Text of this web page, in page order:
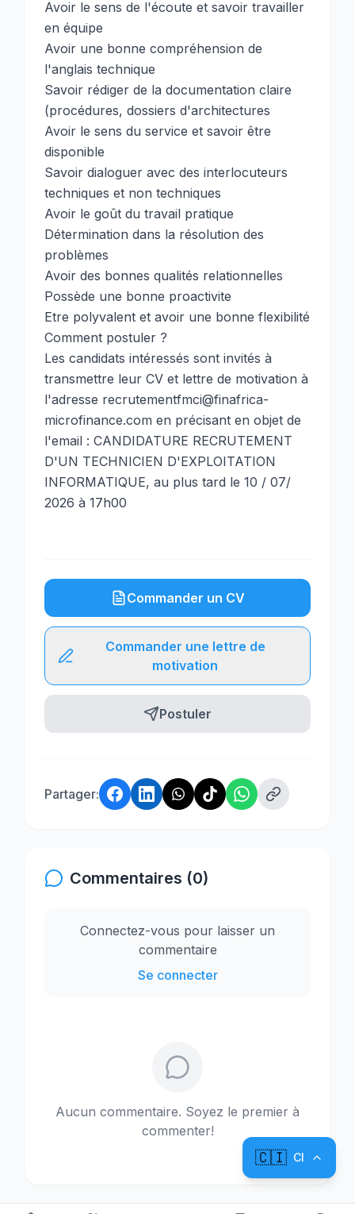
Avoir le sens de l'écoute et savoir travailler
en équipe
Avoir une bonne compréhension de
l'anglais technique
Savoir rédiger de la documentation claire
(procédures, dossiers d'architectures
Avoir le sens du service et savoir être
disponible
Savoir dialoguer avec des interlocuteurs
techniques et non techniques
Avoir le goût du travail pratique
Détermination dans la résolution des
problèmes
Avoir des bonnes qualités relationnelles
Possède une bonne proactivite
Etre polyvalent et avoir une bonne flexibilité
Comment postuler ?
Les candidats intéressés sont invités à
transmettre leur CV et lettre de motivation à
l'adresse recrutementfmci@finafrica-
microfinance.com en précisant en objet de
l'email : CANDIDATURE RECRUTEMENT
D'UN TECHNICIEN D'EXPLOITATION
INFORMATIQUE, au plus tard le 10 / 07/
2026 à 17h00
Commander un CV
Commander une lettre de
motivation
Postuler
Partager:
Commentaires (0)
Connectez-vous pour laisser un
commentaire
Se connecter
Aucun commentaire. Soyez le premier à
commenter!
🇨🇮 CI